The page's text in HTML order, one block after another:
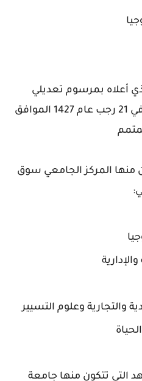
أعلاه بمرسوم تعديلي
ومتمم رقم 06-282 المؤرخ في 21 رجب عام 1427 الموافق
منها المركز الجامعي سوق
والتجارية وعلوم التسيير
التي تتكون منها جامعة